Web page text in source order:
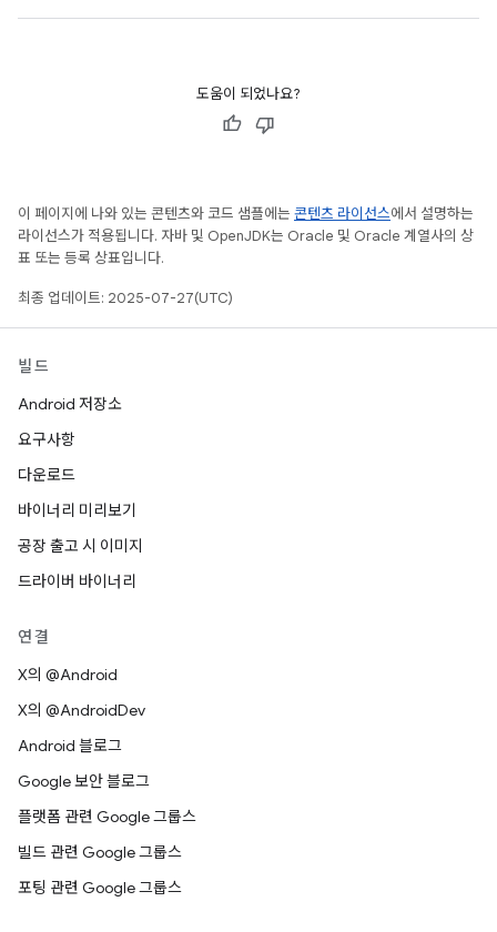
도움이 되었나요?
이 페이지에 나와 있는 콘텐츠와 코드 샘플에는 콘텐츠 라이선스에서 설명하는
라이선스가 적용됩니다. 자바 및 OpenJDK는 Oracle 및 Oracle 계열사의 상
표 또는 등록 상표입니다.
최종 업데이트: 2025-07-27(UTC)
빌드
Android 저장소
요구사항
다운로드
바이너리 미리보기
공장 출고 시 이미지
드라이버 바이너리
연결
X의 @Android
X의 @AndroidDev
Android 블로그
Google 보안 블로그
플랫폼 관련 Google 그룹스
빌드 관련 Google 그룹스
포팅 관련 Google 그룹스